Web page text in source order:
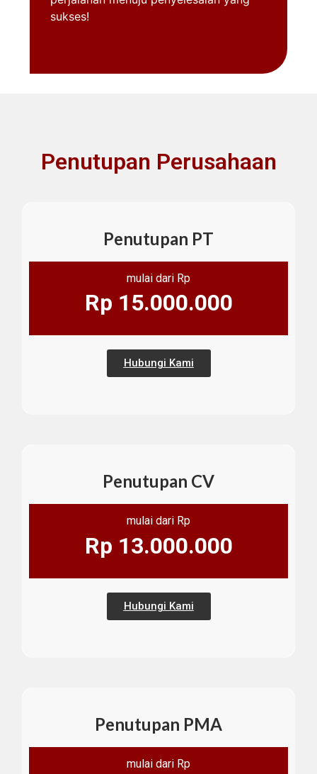
sukses!
Penutupan Perusahaan
Penutupan PT
mulai dari Rp
Rp 15.000.000
Hubungi Kami
Penutupan CV
mulai dari Rp
Rp 13.000.000
Hubungi Kami
Penutupan PMA
mulai dari Rp